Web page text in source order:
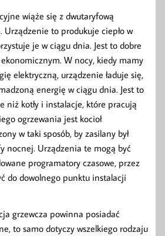
wiąże się z dwutaryfową
Urządzenie to produkuje ciepło w
je w ciągu dnia. Jest to dobre
W nocy, kiedy mamy
elektryczną, urządzenie ładuje się,
energię w ciągu dnia. Jest to
niż kotły i instalacje, które pracują
ogrzewania jest kocioł
w taki sposób, by zasilany był
nocnej. Urządzenia te mogą być
programatory czasowe, przez
do dowolnego punktu instalacji
grzewcza powinna posiadać
to samo dotyczy wszelkiego rodzaju